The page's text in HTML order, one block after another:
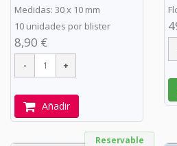
Medidas: 30 x 10 mm
10 unidades por blister
8,90 €
Añadir
Reservable